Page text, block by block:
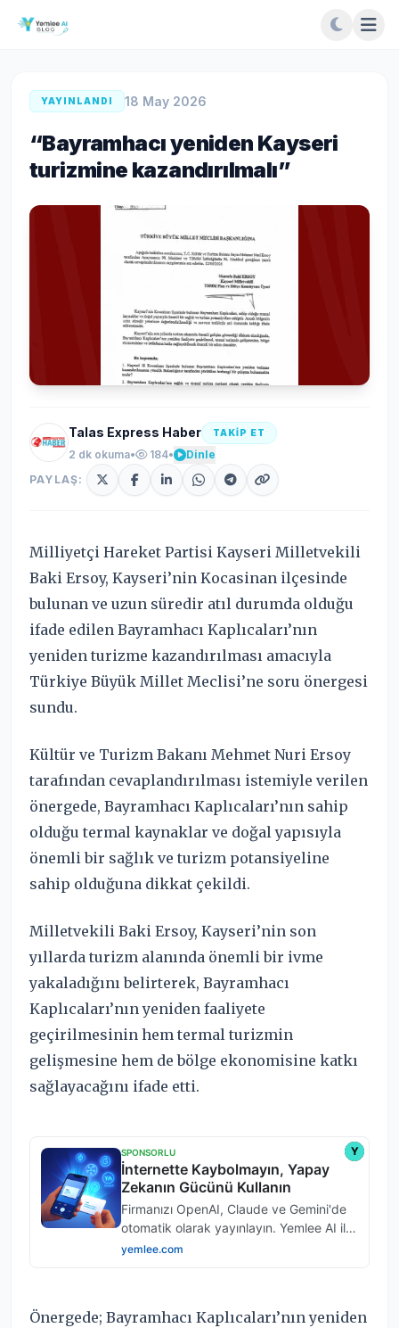
YAYINLANDI 18 May 2026
“Bayramhacı yeniden Kayseri
turizmine kazandırılmalı”
Talas Express Haber TAKİP ET
2 dk okuma• 184•
Dinle
PAYLAŞ:
Milliyetçi Hareket Partisi Kayseri Milletvekili
Baki Ersoy, Kayseri’nin Kocasinan ilçesinde
bulunan ve uzun süredir atıl durumda olduğu
ifade edilen Bayramhacı Kaplıcaları’nın
yeniden turizme kazandırılması amacıyla
Türkiye Büyük Millet Meclisi’ne soru önergesi
sundu.
Kültür ve Turizm Bakanı Mehmet Nuri Ersoy
tarafından cevaplandırılması istemiyle verilen
önergede, Bayramhacı Kaplıcaları’nın sahip
olduğu termal kaynaklar ve doğal yapısıyla
önemli bir sağlık ve turizm potansiyeline
sahip olduğuna dikkat çekildi.
Milletvekili Baki Ersoy, Kayseri’nin son
yıllarda turizm alanında önemli bir ivme
yakaladığını belirterek, Bayramhacı
Kaplıcaları’nın yeniden faaliyete
geçirilmesinin hem termal turizmin
gelişmesine hem de bölge ekonomisine katkı
sağlayacağını ifade etti.
Önergede; Bayramhacı Kaplıcaları’nın yeniden